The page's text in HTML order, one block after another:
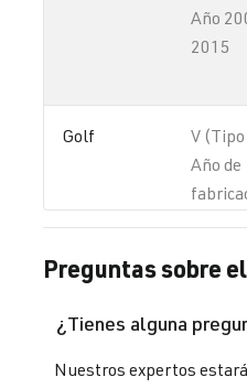
Año
2015
Golf
V
Año de
2003-
Golf
V
2003-
Preguntas sobre
¿Tienes alguna
Nuestros expertos